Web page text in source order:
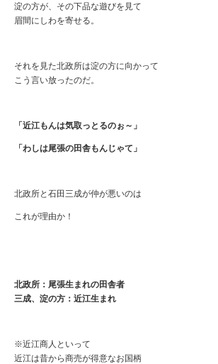
淀の方が、その下品な遊びを見て
眉間にしわを寄せる。
それを見た北政所は淀の方に向かって
こう言い放ったのだ。
「近江もんは気取っとるのぉ～」
「わしは尾張の田舎もんじゃて」
北政所と石田三成が仲が悪いのは
これが理由か！
北政所：尾張生まれの田舎者
三成、淀の方：近江生まれ
※近江商人といって
近江は昔から商売が得意なお国柄